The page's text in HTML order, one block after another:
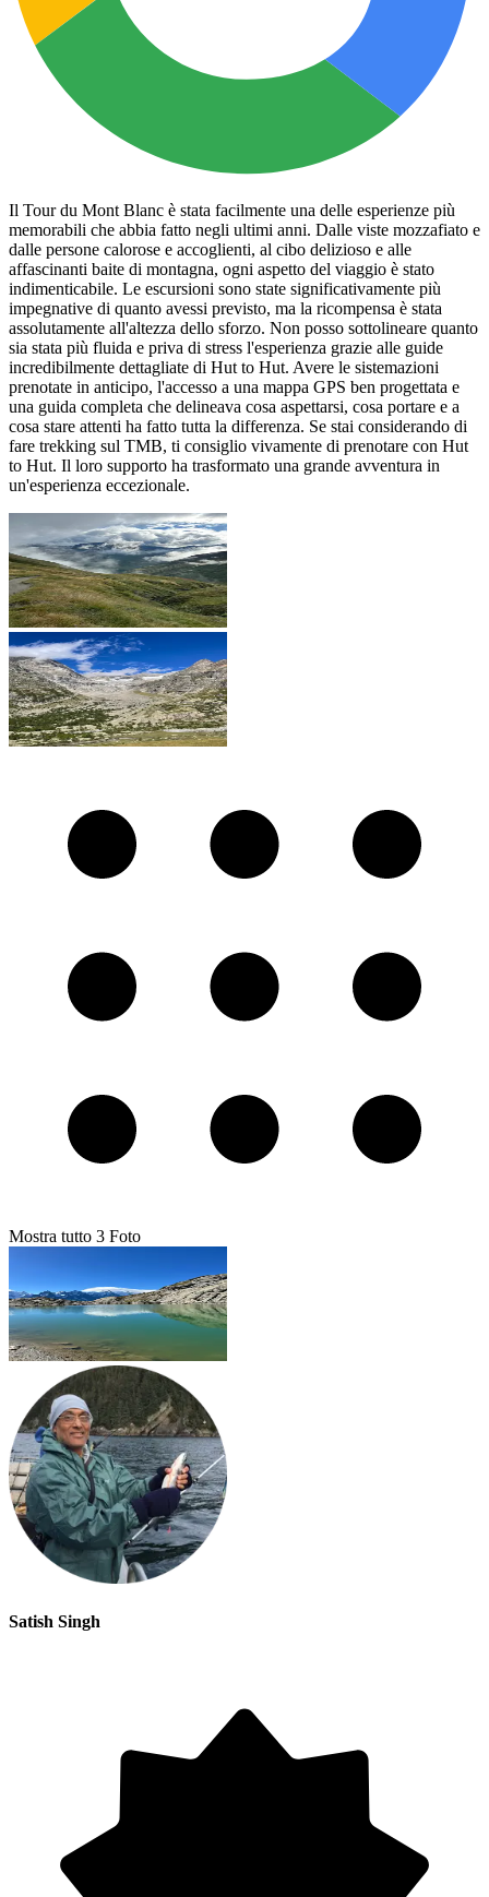
Il Tour du Mont Blanc è stata facilmente una delle esperienze più
memorabili che abbia fatto negli ultimi anni. Dalle viste mozzafiato e
dalle persone calorose e accoglienti, al cibo delizioso e alle
affascinanti baite di montagna, ogni aspetto del viaggio è stato
indimenticabile. Le escursioni sono state significativamente più
impegnative di quanto avessi previsto, ma la ricompensa è stata
assolutamente all'altezza dello sforzo. Non posso sottolineare quanto
sia stata più fluida e priva di stress l'esperienza grazie alle guide
incredibilmente dettagliate di Hut to Hut. Avere le sistemazioni
prenotate in anticipo, l'accesso a una mappa GPS ben progettata e
una guida completa che delineava cosa aspettarsi, cosa portare e a
cosa stare attenti ha fatto tutta la differenza. Se stai considerando di
fare trekking sul TMB, ti consiglio vivamente di prenotare con Hut
to Hut. Il loro supporto ha trasformato una grande avventura in
un'esperienza eccezionale.
Mostra tutto 3 Foto
Satish Singh